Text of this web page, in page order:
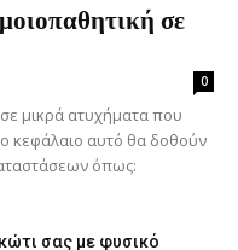
σε
0
μικρά ατυχήματα που
κεφάλαιο αυτό θα δοθούν
όπως:
σας με φυσικό